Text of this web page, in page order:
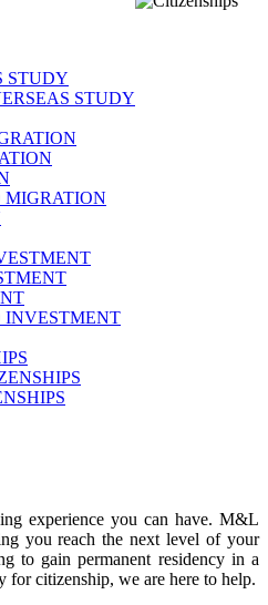
STUDY
STUDY
experience you can have. M&L
you reach the next level of your
to gain permanent residency in a
for citizenship, we are here to help.